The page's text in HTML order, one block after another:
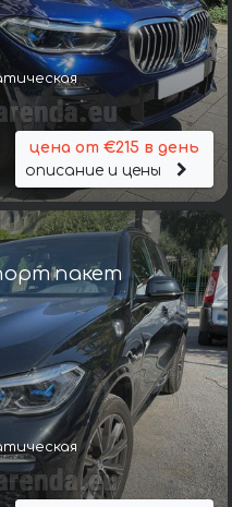
цена от €215 в день
описание и цены
пакет